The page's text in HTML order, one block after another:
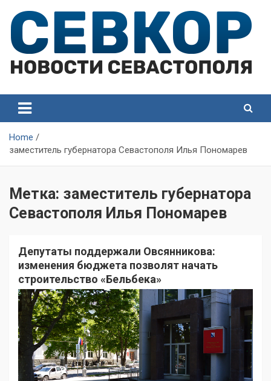
content
Севастополя
Севастополя
Home
заместитель губернатора Севастополя Илья Пономарев
Метка: заместитель губернатора
Севастополя Илья Пономарев
Депутаты поддержали Овсянникова:
изменения бюджета позволят начать
строительство «Бельбека»